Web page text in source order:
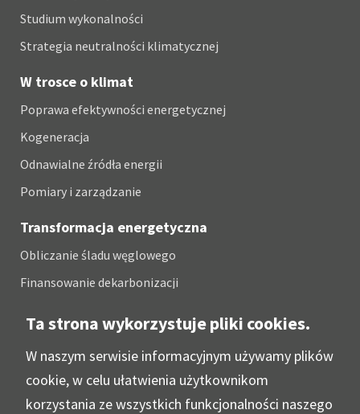
Ta strona wykorzystuje pliki cookies.
W naszym serwisie informacyjnym używamy plików
cookie, w celu ułatwienia użytkownikom
korzystania ze wszystkich funkcjonalności naszego
Studium wykonalności
Strategia neutralności klimatycznej
W trosce o klimat
Poprawa efektywności energetycznej
Kogeneracja
Odnawialne źródła energii
Pomiary i zarządzanie
Transformacja energetyczna
Obliczanie śladu węglowego
Finansowanie dekarbonizacji
Case studies
Kontakt